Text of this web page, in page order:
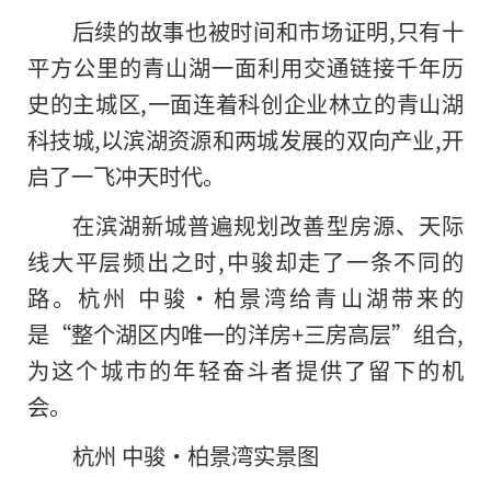
后续的故事也被时间和市场证明,只有十
平方公里的青山湖一面利用交通链接千年历
史的主城区,一面连着科创企业林立的青山湖
科技城,以滨湖资源和两城发展的双向产业,开
启了一飞冲天时代。
在滨湖新城普遍规划改善型房源、天际
线大平层频出之时,中骏却走了一条不同的
路。杭州 中骏·柏景湾给青山湖带来的
是“整个湖区内唯一的洋房+三房高层”组合,
为这个城市的年轻奋斗者提供了留下的机
会。
杭州 中骏·柏景湾实景图